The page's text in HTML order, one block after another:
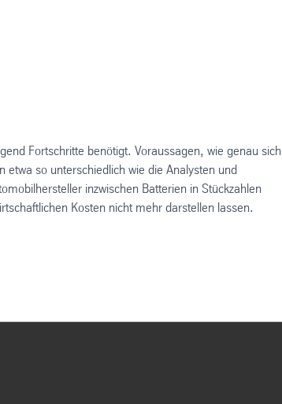
Fortschritte benötigt. Voraussagen, wie genau sich
etwa so unterschiedlich wie die Analysten und
inzwischen Batterien in Stückzahlen
Kosten nicht mehr darstellen lassen.